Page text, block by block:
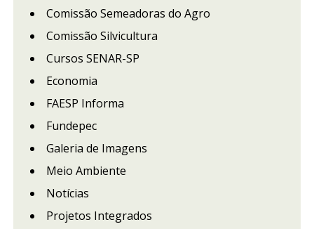
Comissão Semeadoras do Agro
Comissão Silvicultura
Cursos SENAR-SP
Economia
FAESP Informa
Fundepec
Galeria de Imagens
Meio Ambiente
Notícias
Projetos Integrados